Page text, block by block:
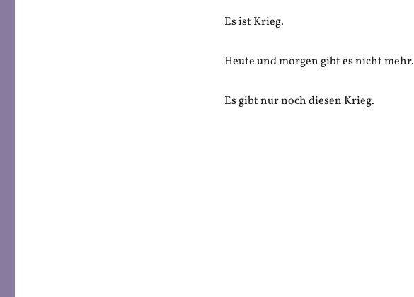
Es ist Krieg.
Heute und morgen gibt es nicht mehr.
Es gibt nur noch diesen Krieg.